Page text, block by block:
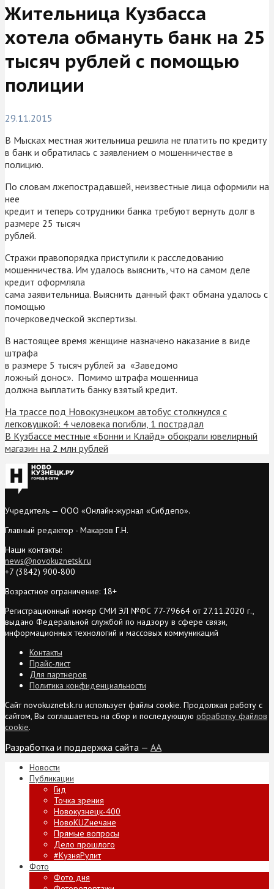
Жительница Кузбасса
хотела обмануть банк на 25
тысяч рублей с помощью
полиции
29.11.2015
В Мысках местная жительница решила не платить по кредиту
в банк и обратилась с заявлением о мошенничестве в
полицию.
По словам лжепострадавшей, неизвестные лица оформили на
нее
кредит и теперь сотрудники банка требуют вернуть долг в
размере 25 тысяч
рублей.
Стражи правопорядка приступили к расследованию
мошенничества. Им удалось выяснить, что на самом деле
кредит оформляла
сама заявительница. Выяснить данный факт обмана удалось с
помощью
почерковедческой экспертизы.
В настоящее время женщине назначено наказание в виде
штрафа
в размере 5 тысяч рублей за «Заведомо
ложный донос». Помимо штрафа мошенница
должна выплатить банку взятый кредит.
На трассе под Новокузнецком автобус столкнулся с
легковушкой: 4 человека погибли, 1 пострадал
В Кузбассе местные «Бонни и Клайд» обокрали ювелирный
магазин на 2 млн рублей
Учредитель — ООО «Онлайн-журнал «Сибдепо».
Главный редактор - Макаров Г.Н.
Наши контакты:
news@novokuznetsk.ru
+7 (3842) 900-800
Возрастное ограничение: 18+
Регистрационный номер СМИ ЭЛ №ФС 77-79664 от 27.11.2020 г.,
выдано Федеральной службой по надзору в сфере связи,
информационных технологий и массовых коммуникаций
Контакты
Прайс-лист
Для партнеров
Политика конфиденциальности
Сайт novokuznetsk.ru использует файлы cookie. Продолжая работу с
сайтом, Вы соглашаетесь на сбор и последующую обработку файлов
cookie.
Разработка и поддержка сайта — AA
Новости
Публикации
Гид
Точка зрения
Новокузнецк-400
НовоKUZнечане
Прямые вопросы
Дело прошлого
#КузняРулит
Фото
Фото дня